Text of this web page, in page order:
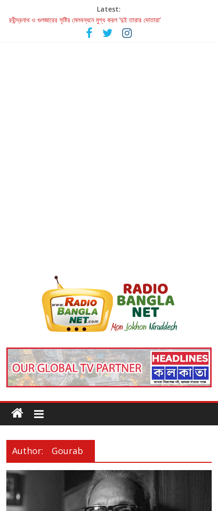
Latest:
রবীন্দ্রনাথ ও গুলজারের সৃষ্টির মেলবন্ধনে মুগ্ধ করল ‘দুই তারার দোতারা’
কলের গান থেকে রীলস্ — বাঙালির গান শোনার বিবর্তনের গল্প
জগন্নাথমঙ্গলম্ — বাংলায় প্রথমবার মঞ্চে এবার রথযাত্রার উদযাপন
Author: Gourab